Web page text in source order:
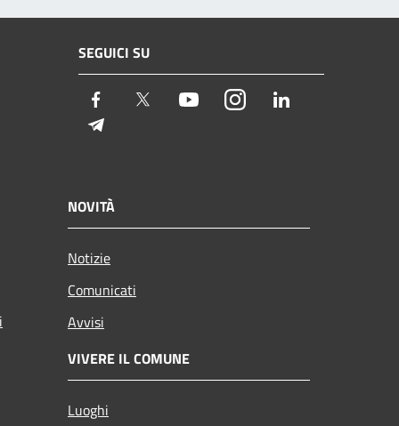
SEGUICI SU
Facebook Twitter YoutubeInstagram
NOVITÀ
Notizie
Comunicati
Avvisi
VIVERE IL COMUNE
Luoghi